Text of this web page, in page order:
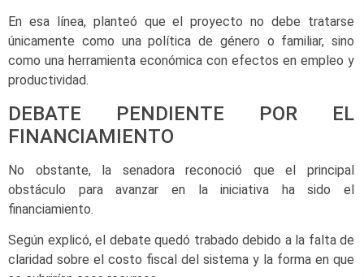
En esa línea, planteó que el proyecto no debe tratarse
únicamente como una política de género o familiar, sino
como una herramienta económica con efectos en empleo y
productividad.
DEBATE PENDIENTE POR EL
FINANCIAMIENTO
No obstante, la senadora reconoció que el principal
obstáculo para avanzar en la iniciativa ha sido el
financiamiento.
Según explicó, el debate quedó trabado debido a la falta de
claridad sobre el costo fiscal del sistema y la forma en que